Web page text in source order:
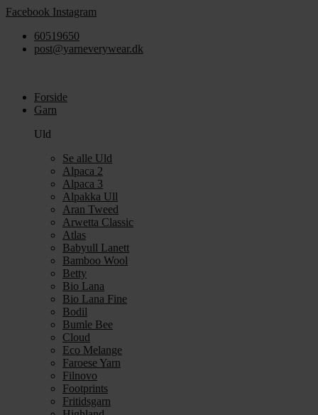
Videre
indhold
Facebook Instagram
60519650
post@yarneverywear.dk
Forside
Garn
Uld
Se alle Uld
Alpaca 2
Alpaca 3
Alpakka Ull
Aran Tweed
Arwetta Classic
Atlas
Babyull Lanett
Bamboo Wool
Betty
Bio Lana
Bio Lana Fine
Bodil
Bumle Bee
Cloud
Eco Melange
Faroese Yarn
Filnovo
Footprints
Fritidsgarn